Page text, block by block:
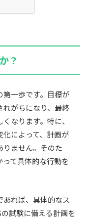
？
第一歩です。目標が
れがちになり、最終
なります。特に、
によって、計画が
りません。そのた
て具体的な行動を
れば、具体的なス
試験に備える計画を